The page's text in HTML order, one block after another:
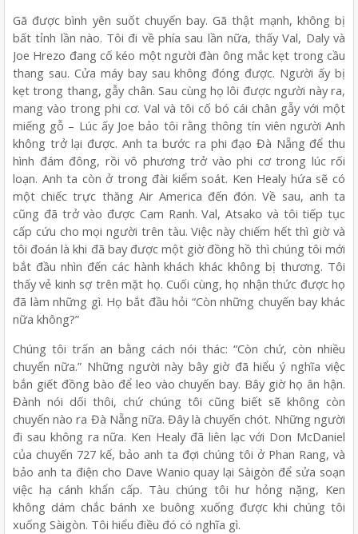
Gã được bình yên suốt chuyến bay. Gã thật mạnh, không bị
bất tỉnh lần nào. Tôi đi về phía sau lần nữa, thấy Val, Daly và
Joe Hrezo đang cố kéo một người đàn ông mắc kẹt trong cầu
thang sau. Cửa máy bay sau không đóng được. Người ấy bị
kẹt trong thang, gẫy chân. Sau cùng họ lôi được người này ra,
mang vào trong phi cơ. Val và tôi cố bó cái chân gẫy với một
miếng gỗ – Lúc ấy Joe bảo tôi rằng thông tín viên người Anh
không trở lại được. Anh ta bước ra phi đạo Đà Nẵng để thu
hình đám đông, rồi vô phương trở vào phi cơ trong lúc rối
loạn. Anh ta còn ở trong đài kiểm soát. Ken Healy hứa sẽ có
một chiếc trực thăng Air America đến đón. Về sau, anh ta
cũng đã trở vào được Cam Ranh. Val, Atsako và tôi tiếp tục
cấp cứu cho mọi người trên tàu. Việc này chiếm hết thì giờ và
tôi đoán là khi đã bay được một giờ đồng hồ thì chúng tôi mới
bắt đầu nhìn đến các hành khách khác không bị thương. Tôi
thấy vẻ kinh sợ trên mặt họ. Cuối cùng, họ nhận thức được họ
đã làm những gì. Họ bắt đầu hỏi “Còn những chuyến bay khác
nữa không?”
Chúng tôi trấn an bằng cách nói thác: “Còn chứ, còn nhiều
chuyến nữa.” Những người này bây giờ đã hiểu ý nghĩa việc
bắn giết đồng bào để leo vào chuyến bay. Bây giờ họ ân hận.
Đành nói dối thôi, chứ chúng tôi cũng biết sẽ không còn
chuyến nào ra Đà Nẵng nữa. Đây là chuyến chót. Những người
đi sau không ra nữa. Ken Healy đã liên lạc với Don McDaniel
của chuyến 727 kế, bảo anh ta đợi chúng tôi ở Phan Rang, và
bảo anh ta điện cho Dave Wanio quay lại Sàigòn để sửa soạn
việc hạ cánh khẩn cấp. Tàu chúng tôi hư hỏng nặng, Ken
không dám chắc bánh xe buông xuống được khi chúng tôi
xuống Sàigòn. Tôi hiểu điều đó có nghĩa gì.